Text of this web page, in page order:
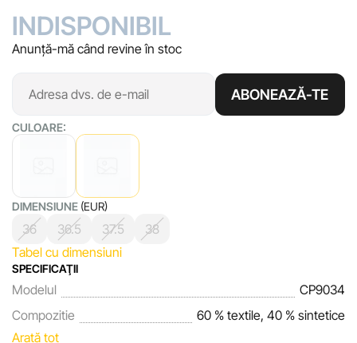
INDISPONIBIL
Anunță-mă când revine în stoc
ABONEAZĂ-TE
CULOARE:
DIMENSIUNE (EUR)
36 36.5 37.5
38
Tabel cu dimensiuni
SPECIFICAŢII
Modelul
CP9034
Compozitie
60 % textile, 40 % sintetice
Arată tot